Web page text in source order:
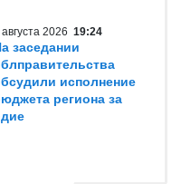
2026 19:24
заседании
исполнение
региона за